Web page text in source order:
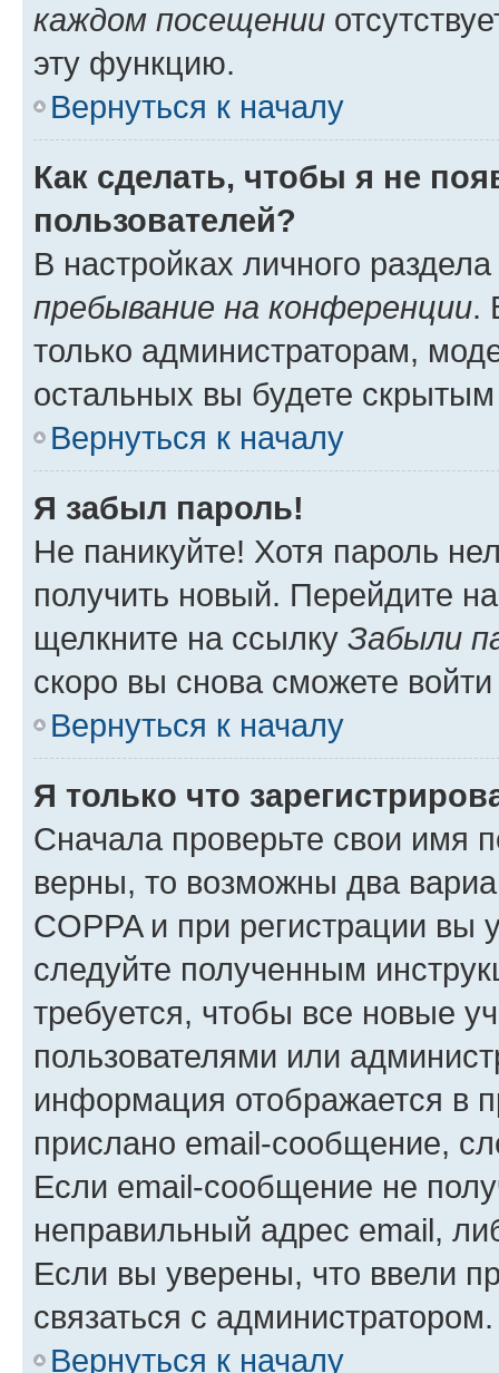
каждом посещении
эту функцию.
Вернуться к началу
Как сделать, чтобы я не
пользователей?
В настройках личного
пребывание на конференции.
только администраторам,
остальных вы будете
Вернуться к началу
Я забыл пароль!
Не паникуйте! Хотя пароль
получить новый. Перейдите
щелкните на ссылку Забыли
скоро вы снова сможете
Вернуться к началу
Я только что
Сначала проверьте свои имя
верны, то возможны два
COPPA и при регистрации вы
следуйте полученным
требуется, чтобы все новые
пользователями или
информация отображается в
прислано email-сообщение,
Если email-сообщение не
неправильный адрес email,
Если вы уверены, что ввели
связаться с администратором.
Вернуться к началу